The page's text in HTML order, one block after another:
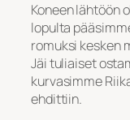
Koneen lähtöön
lopulta
romuksi kesken
Jäi tuliaiset
kurvasimme
ehdittiin.